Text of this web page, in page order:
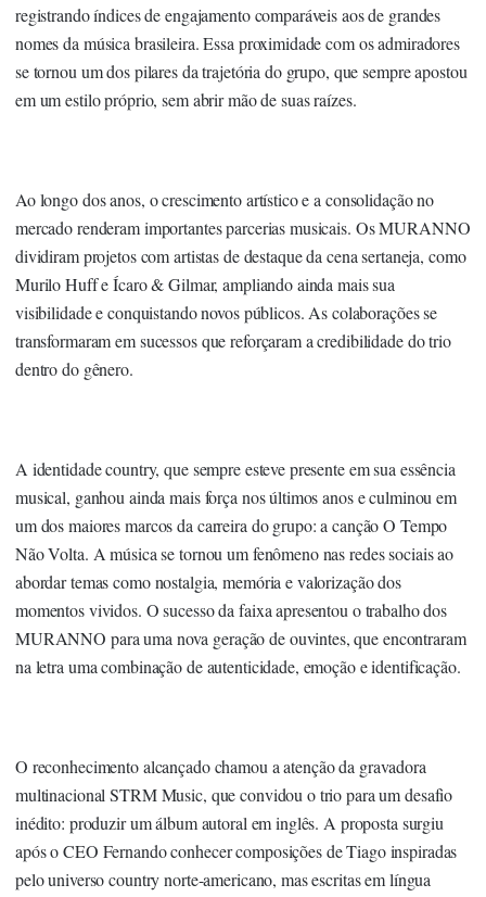
registrando índices de engajamento comparáveis aos de grandes
nomes da música brasileira. Essa proximidade com os admiradores
se tornou um dos pilares da trajetória do grupo, que sempre apostou
em um estilo próprio, sem abrir mão de suas raízes.
Ao longo dos anos, o crescimento artístico e a consolidação no
mercado renderam importantes parcerias musicais. Os MURANNO
dividiram projetos com artistas de destaque da cena sertaneja, como
Murilo Huff e Ícaro & Gilmar, ampliando ainda mais sua
visibilidade e conquistando novos públicos. As colaborações se
transformaram em sucessos que reforçaram a credibilidade do trio
dentro do gênero.
A identidade country, que sempre esteve presente em sua essência
musical, ganhou ainda mais força nos últimos anos e culminou em
um dos maiores marcos da carreira do grupo: a canção O Tempo
Não Volta. A música se tornou um fenômeno nas redes sociais ao
abordar temas como nostalgia, memória e valorização dos
momentos vividos. O sucesso da faixa apresentou o trabalho dos
MURANNO para uma nova geração de ouvintes, que encontraram
na letra uma combinação de autenticidade, emoção e identificação.
O reconhecimento alcançado chamou a atenção da gravadora
multinacional STRM Music, que convidou o trio para um desafio
inédito: produzir um álbum autoral em inglês. A proposta surgiu
após o CEO Fernando conhecer composições de Tiago inspiradas
pelo universo country norte-americano, mas escritas em língua